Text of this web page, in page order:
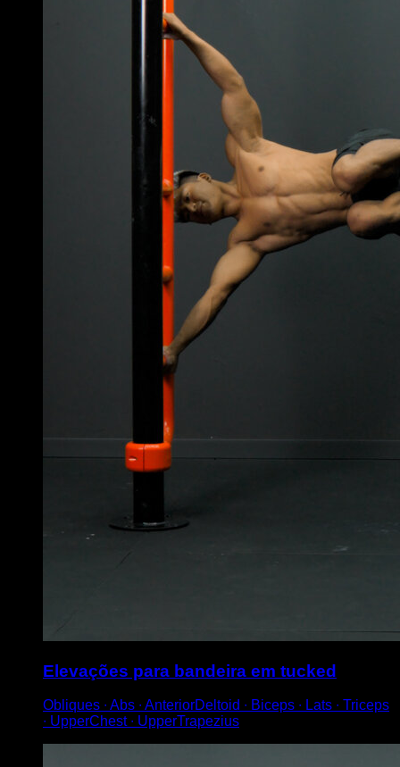
Elevações para bandeira em tucked
Obliques ∙ Abs ∙ AnteriorDeltoid ∙ Biceps ∙ Lats ∙ Triceps
∙ UpperChest ∙ UpperTrapezius